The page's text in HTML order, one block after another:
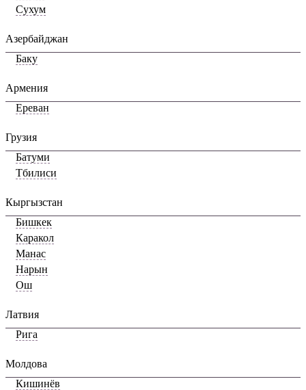
Сухум
Азербайджан
Баку
Армения
Ереван
Грузия
Батуми
Тбилиси
Кыргызстан
Бишкек
Каракол
Манас
Нарын
Ош
Латвия
Рига
Молдова
Кишинёв